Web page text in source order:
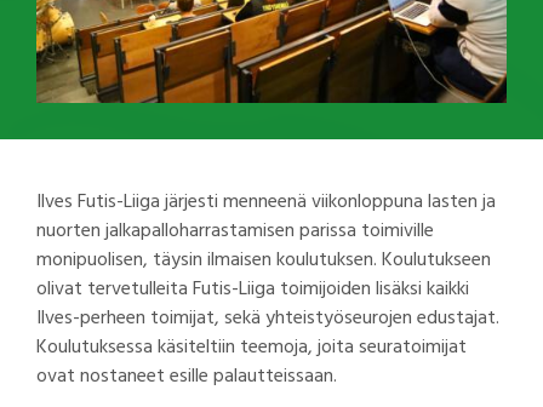
Ilves Futis-Liiga järjesti menneenä viikonloppuna lasten ja
nuorten jalkapalloharrastamisen parissa toimiville
monipuolisen, täysin ilmaisen koulutuksen. Koulutukseen
olivat tervetulleita Futis-Liiga toimijoiden lisäksi kaikki
Ilves-perheen toimijat, sekä yhteistyöseurojen edustajat.
Koulutuksessa käsiteltiin teemoja, joita seuratoimijat
ovat nostaneet esille palautteissaan.